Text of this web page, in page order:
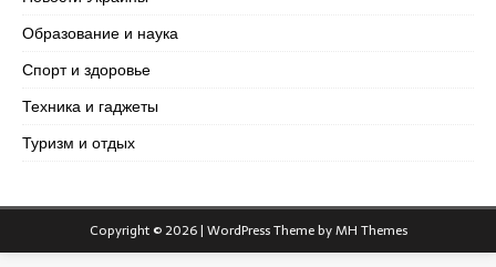
Образование и наука
Спорт и здоровье
Техника и гаджеты
Туризм и отдых
Copyright © 2026 | WordPress Theme byMH Themes